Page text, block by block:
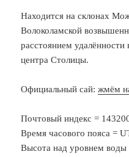
Находится на склонах
Волоколамской
расстоянием
центра Столицы.
Официальный сай:жмём
Почтовый индекс =
Время часового пояса =
Высота над уровнем